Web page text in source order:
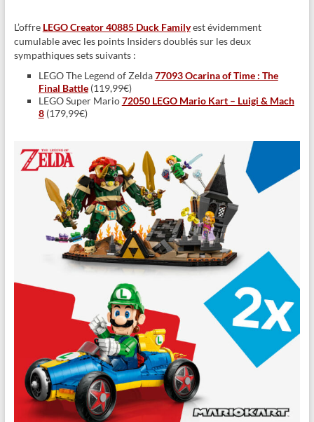
L’offre LEGO Creator 40885 Duck Familyest évidemment
cumulable avec les points Insiders doublés sur les deux
sympathiques sets suivants :
LEGO The Legend of Zelda77093 Ocarina of Time : The
Final Battle(119,99€)
LEGO Super Mario72050 LEGO Mario Kart – Luigi & Mach
8(179,99€)